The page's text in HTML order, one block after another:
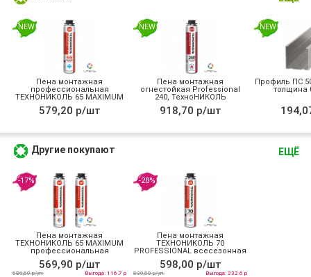
NEW
Пена монтажная
профессиональная
ТЕХНОНИКОЛЬ 65 MAXIMUM
зимняя
579,20 р/шт
NEW
Пена монтажная
огнестойкая Professional
240, ТехноНИКОЛЬ
918,70 р/шт
NEW
Профиль ПС
толщина
ЕЩЁ
Другие покупают
-17%
Пена монтажная
ТЕХНОНИКОЛЬ 65 MAXIMUM
профессиональная
всесезонная
569,90 р/шт
686,60 р/уп Выгода: 116.7 р
-28%
Пена монтажная
ТЕХНОНИКОЛЬ 70
PROFESSIONAL всесезонная
598,00 р/шт
830,60 р/уп Выгода: 232.6 р